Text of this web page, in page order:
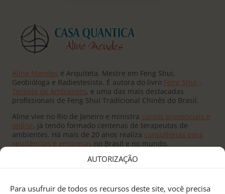
AUTORIZAÇÃO
Para usufruir de todos os recursos deste site, você precisa
Aline Mendes é Arquiteta, Mestre em Feng Shui,
Geobióloga e Radiestesista. É autora do livro Feng Shui –
Terapia de Ambientes, e uma das mais destacadas
profissionais de Feng Shui Tradicional Chinês do Brasil.
Aline vive no Rio de Janeiro e ministra cursos presenciais e
online, já tendo formado centenas de terapeutas de
ambientes. Há mais de 20 anos realiza consultorias para
residências e empresas no Brasil e no mundo.